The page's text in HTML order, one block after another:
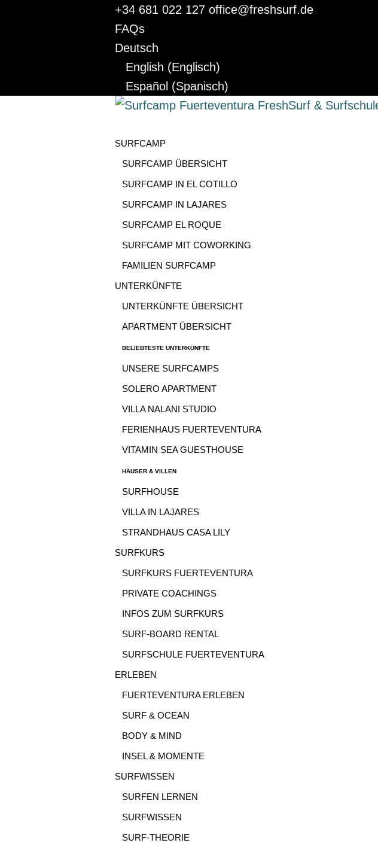
+34 681 022 127 office@freshsurf.de
FAQs
Deutsch
English (Englisch)
Español (Spanisch)
SURFCAMP
SURFCAMP ÜBERSICHT
SURFCAMP IN EL COTILLO
SURFCAMP IN LAJARES
SURFCAMP EL ROQUE
SURFCAMP MIT COWORKING
FAMILIEN SURFCAMP
UNTERKÜNFTE
UNTERKÜNFTE ÜBERSICHT
APARTMENT ÜBERSICHT
BELIEBTESTE UNTERKÜNFTE
UNSERE SURFCAMPS
SOLERO APARTMENT
VILLA NALANI STUDIO
FERIENHAUS FUERTEVENTURA
VITAMIN SEA GUESTHOUSE
HÄUSER & VILLEN
SURFHOUSE
VILLA IN LAJARES
STRANDHAUS CASA LILY
SURFKURS
SURFKURS FUERTEVENTURA
PRIVATE COACHINGS
INFOS ZUM SURFKURS
SURF-BOARD RENTAL
SURFSCHULE FUERTEVENTURA
ERLEBEN
FUERTEVENTURA ERLEBEN
SURF & OCEAN
BODY & MIND
INSEL & MOMENTE
SURFWISSEN
SURFEN LERNEN
SURFWISSEN
SURF-THEORIE